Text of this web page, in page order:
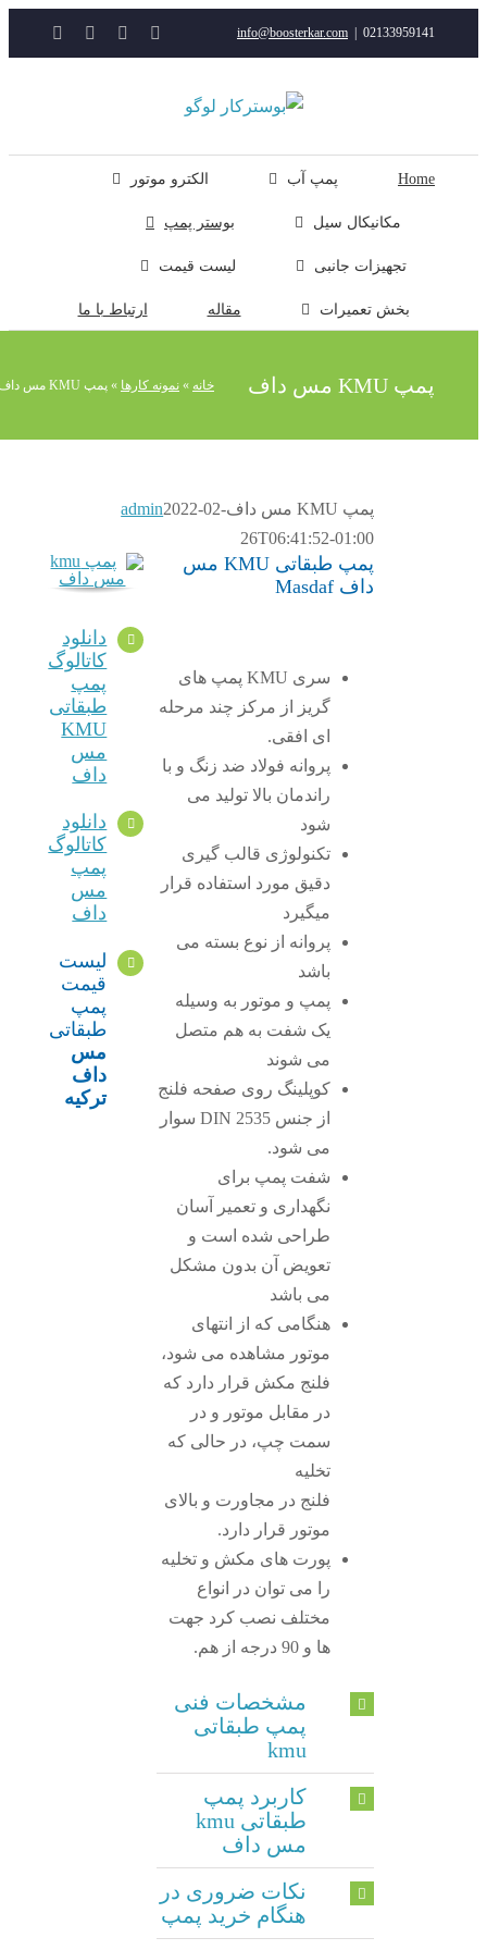
|
info@boosterkar.com
YouTube
Instagram
Rss ایمیل
الکترو موتور
مکانیکال سیل بوستر پمپ
تجهیزات جانبی لیست قیمت
بخش تعمیرات ارتباط با ما
خانه نمونه کارها»پمپ KMU مس داف
admin2022-02-
26T06:41:52-01:00
پمپ طبقاتی KMU مس
سری KMU پمپ های
گریز از مرکز چند مرحله
ای افقی.
پروانه فولاد ضد زنگ و با
راندمان بالا تولید می
تکنولوژی قالب گیری
دقیق مورد استفاده قرار
پروانه از نوع بسته می
پمپ و موتور به وسیله
یک شفت به هم متصل
می شوند
کوپلینگ روی صفحه فلنج
از جنس DIN 2535 سوار
می شود.
شفت پمپ برای
نگهداری و تعمیر آسان
طراحی شده است و
تعویض آن بدون مشکل
می باشد
هنگامی که از انتهای
موتور مشاهده می شود،
فلنج مکش قرار دارد که
در مقابل موتور و در
سمت چپ، در حالی که
فلنج در مجاورت و بالای
موتور قرار دارد.
پورت های مکش و تخلیه
را می توان در انواع
مختلف نصب کرد جهت
مشخصات فنی
پمپ طبقاتی
کاربرد پمپ
طبقاتی kmu
مس داف
نکات ضروری در
هنگام خرید پمپ
دانلود
کاتالوگ
طبقاتی
داف
دانلود
کاتالوگ
مس
لیست
قیمت
ترکیه